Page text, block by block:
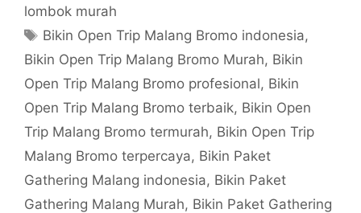
lombok murah
Bikin Open Trip Malang Bromo indonesia,
Bikin Open Trip Malang Bromo Murah, Bikin
Open Trip Malang Bromo profesional, Bikin
Open Trip Malang Bromo terbaik, Bikin Open
Trip Malang Bromo termurah, Bikin Open Trip
Malang Bromo terpercaya, Bikin Paket
Gathering Malang indonesia, Bikin Paket
Gathering Malang Murah, Bikin Paket Gathering